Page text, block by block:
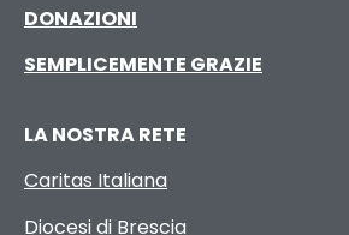
DONAZIONI
SEMPLICEMENTE GRAZIE
LA NOSTRA RETE
Caritas Italiana
Diocesi di Brescia